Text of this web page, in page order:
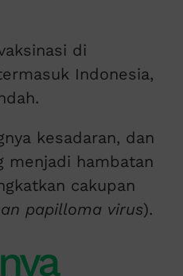
di
Indonesia,
kesadaran, dan
menjadi hambatan
cakupan
papilloma virus).